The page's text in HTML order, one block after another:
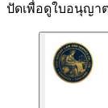
ปัดเพื่อดูใบอนุญา